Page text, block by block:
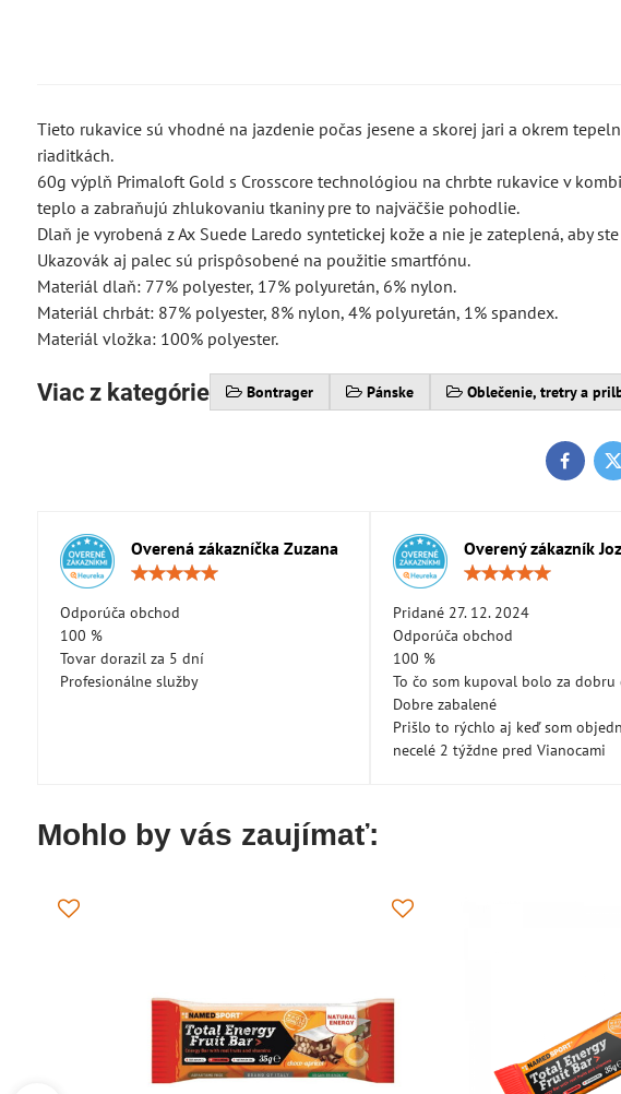
Tieto rukavice sú vhodné na jazdenie počas jesene a skorej jari a okrem
riaditkách.
60g výplň Primaloft Gold s Crosscore technológiou na chrbte rukavice v
teplo a zabraňujú zhlukovaniu tkaniny pre to najväčšie pohodlie.
Dlaň je vyrobená z Ax Suede Laredo syntetickej kože a nie je zateplená, aby
Ukazovák aj palec sú prispôsobené na použitie smartfónu.
Materiál dlaň: 77% polyester, 17% polyuretán, 6% nylon.
Materiál chrbát: 87% polyester, 8% nylon, 4% polyuretán, 1% spandex.
Materiál vložka: 100% polyester.
Viac z kategórie Bontrager Pánske Oblečenie, tretry a
Overená zákazníčka Zuzana
Odporúča obchod
100 %
Tovar dorazil za 5 dní
Profesionálne služby
Overený zákazník
Pridané 27. 12. 2024
Odporúča obchod
100 %
To čo som kupoval bolo za dobru
Dobre zabalené
Prišlo to rýchlo aj keď som
necelé 2 týždne pred Vianocami
Mohlo by vás zaujímať: